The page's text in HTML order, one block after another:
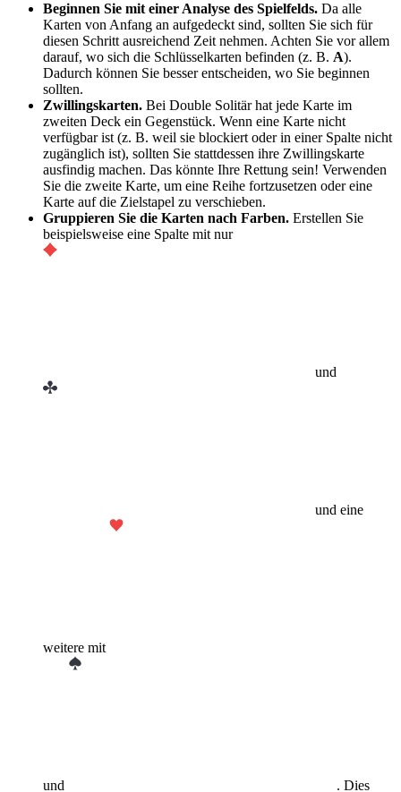
Beginnen Sie mit einer Analyse des Spielfelds. Da alle
Karten von Anfang an aufgedeckt sind, sollten Sie sich für
diesen Schritt ausreichend Zeit nehmen. Achten Sie vor allem
darauf, wo sich die Schlüsselkarten befinden (z. B. A).
Dadurch können Sie besser entscheiden, wo Sie beginnen
sollten.
Zwillingskarten. Bei Double Solitär hat jede Karte im
zweiten Deck ein Gegenstück. Wenn eine Karte nicht
verfügbar ist (z. B. weil sie blockiert oder in einer Spalte nicht
zugänglich ist), sollten Sie stattdessen ihre Zwillingskarte
ausfindig machen. Das könnte Ihre Rettung sein! Verwenden
Sie die zweite Karte, um eine Reihe fortzusetzen oder eine
Karte auf die Zielstapel zu verschieben.
Gruppieren Sie die Karten nach Farben. Erstellen Sie
beispielsweise eine Spalte mit nur
und
und eine
weitere mit
und . Dies